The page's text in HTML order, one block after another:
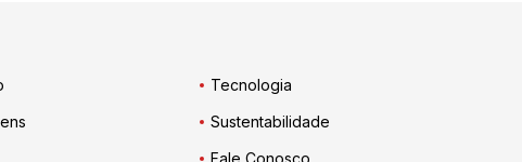
Tecnologia
Sustentabilidade
Fale Conosco